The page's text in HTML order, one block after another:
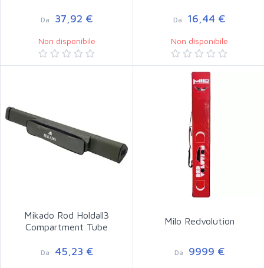
Da 37,92 €
Non disponibile
Da 16,44 €
Non disponibile
Mikado Rod Holdall3
Compartment Tube
Da 45,23 €
Milo Redvolution
Da 9999 €